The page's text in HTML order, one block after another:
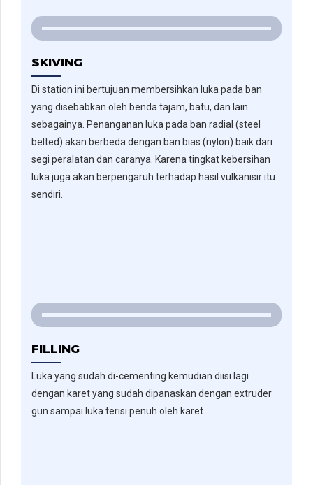
SKIVING
Di station ini bertujuan membersihkan luka pada ban
yang disebabkan oleh benda tajam, batu, dan lain
sebagainya. Penanganan luka pada ban radial (steel
belted) akan berbeda dengan ban bias (nylon) baik dari
segi peralatan dan caranya. Karena tingkat kebersihan
luka juga akan berpengaruh terhadap hasil vulkanisir itu
sendiri.
FILLING
Luka yang sudah di-cementing kemudian diisi lagi
dengan karet yang sudah dipanaskan dengan extruder
gun sampai luka terisi penuh oleh karet.